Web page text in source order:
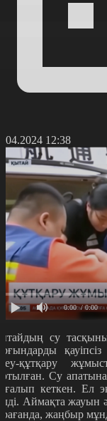
12:38
0:00 / 0:00
су
құтқару
Су
кеткен. Ел
Аймақта жауын
жаңбыр